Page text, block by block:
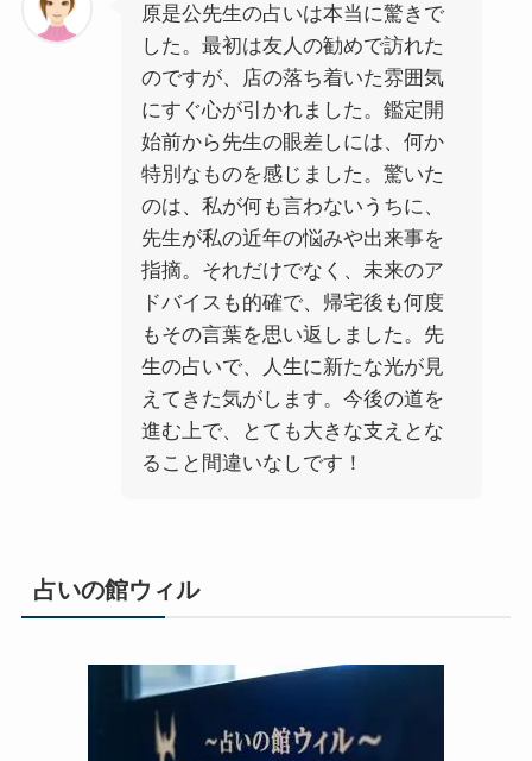
原是公先生の占いは本当に驚きで
した。最初は友人の勧めで訪れた
のですが、店の落ち着いた雰囲気
にすぐ心が引かれました。鑑定開
始前から先生の眼差しには、何か
特別なものを感じました。驚いた
のは、私が何も言わないうちに、
先生が私の近年の悩みや出来事を
指摘。それだけでなく、未来のア
ドバイスも的確で、帰宅後も何度
もその言葉を思い返しました。先
生の占いで、人生に新たな光が見
えてきた気がします。今後の道を
進む上で、とても大きな支えとな
ること間違いなしです！
占いの館ウィル